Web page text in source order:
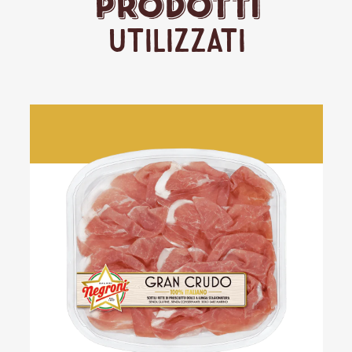
Utilizzati